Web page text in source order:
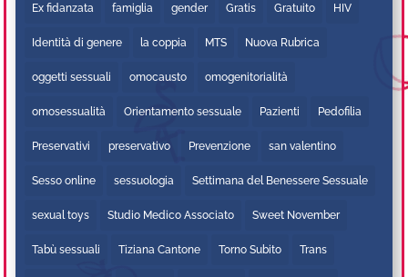
Ex fidanzata famiglia gender Gratis Gratuito HIV
Identità di genere la coppia MTS Nuova Rubrica
oggetti sessuali omocausto omogenitorialità
omosessualità Orientamento sessuale Pazienti Pedofilia
Preservativi preservativo Prevenzione san valentino
Sesso online sessuologia Settimana del Benessere Sessuale
sexual toys Studio Medico Associato Sweet November
Tabù sessuali Tiziana Cantone Torno Subito Trans